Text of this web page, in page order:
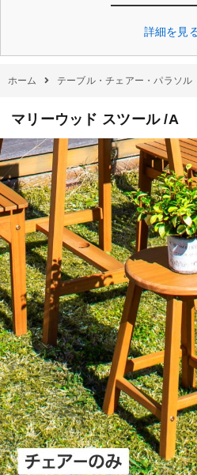
詳細を見
ホーム テーブル・チェアー・パラソル
マリーウッド スツール /A